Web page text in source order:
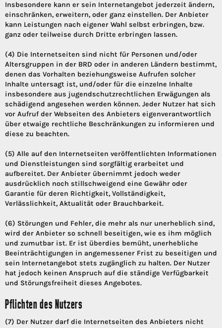
Insbesondere kann er sein Internetangebot jederzeit ändern,
einschränken, erweitern, oder ganz einstellen. Der Anbieter
kann Leistungen nach eigener Wahl selbst erbringen, bzw.
ganz oder teilweise durch Dritte erbringen lassen.
(4) Die Internetseiten sind nicht für Personen und/oder
Altersgruppen in der BRD oder in anderen Ländern bestimmt,
denen das Vorhalten beziehungsweise Aufrufen solcher
Inhalte untersagt ist, und/oder für die einzelne Inhalte
insbesondere aus jugendschutzrechtlichen Erwägungen als
schädigend angesehen werden können. Jeder Nutzer hat sich
vor Aufruf der Webseiten des Anbieters eigenverantwortlich
über etwaige rechtliche Beschränkungen zu informieren und
diese zu beachten.
(5) Alle auf den Internetseiten veröffentlichten Informationen
und Dienstleistungen sind sorgfältig erarbeitet und
aufbereitet. Der Anbieter übernimmt jedoch weder
ausdrücklich noch stillschweigend eine Gewähr oder
Garantie für deren Richtigkeit, Vollständigkeit,
Verlässlichkeit, Aktualität oder Brauchbarkeit.
(6) Störungen und Fehler, die mehr als nur unerheblich sind,
wird der Anbieter so schnell beseitigen, wie es ihm möglich
und zumutbar ist. Er ist überdies bemüht, unerhebliche
Beeinträchtigungen in angemessener Frist zu beseitigen und
sein Internetangebot stets zugänglich zu halten. Der Nutzer
hat jedoch keinen Anspruch auf die ständige Verfügbarkeit
und Störungsfreiheit dieses Angebotes.
Pflichten des Nutzers
(7) Der Nutzer darf die Internetseiten des Anbieters nicht